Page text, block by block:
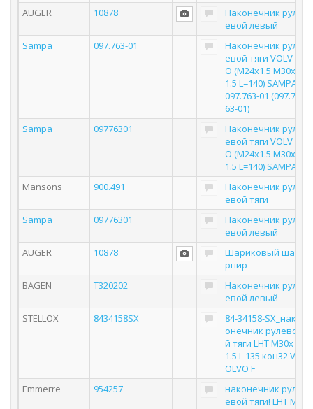
AUGER
10878
Наконечник рул
евой левый
Sampa
097.763-01
Наконечник рул
евой тяги VOLV
O (M24x1.5 M30x
1.5 L=140) SAMPA
097.763-01 (097.7
63-01)
Sampa
09776301
Наконечник рул
евой тяги VOLV
O (M24x1.5 M30x
1.5 L=140) SAMPA
Mansons
900.491
Наконечник рул
евой тяги
Sampa
09776301
Наконечник рул
евой левый
AUGER
10878
Шариковый ша
рнир
BAGEN
T320202
Наконечник рул
евой левый
STELLOX
8434158SX
84-34158-SX_нак
онечник рулево
й тяги LHT M30x
1.5 L 135 кон32 V
OLVO F
Emmerre
954257
наконечник рул
евой тяги! LHT M